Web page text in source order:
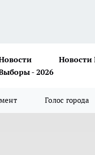
Новости
- 2026
Голос города